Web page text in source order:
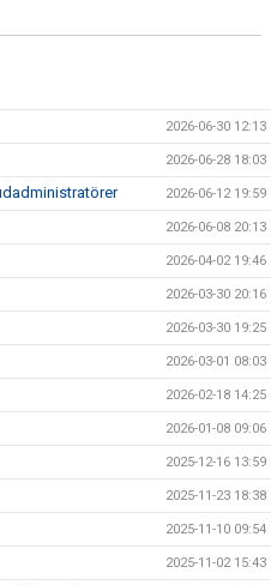
2026-06-30 12:13
2026-06-28 18:03
2026-06-12 19:59
2026-06-08 20:13
2026-04-02 19:46
2026-03-30 20:16
2026-03-30 19:25
2026-03-01 08:03
2026-02-18 14:25
2026-01-08 09:06
2025-12-16 13:59
2025-11-23 18:38
2025-11-10 09:54
2025-11-02 15:43